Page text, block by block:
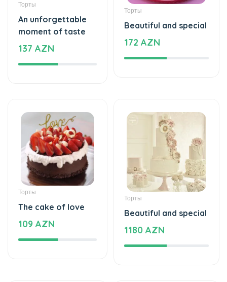
Торты
An unforgettable
moment of taste
137 AZN
Торты
Beautiful and special
172 AZN
Торты
The cake of love
109 AZN
Торты
Beautiful and special
1180 AZN